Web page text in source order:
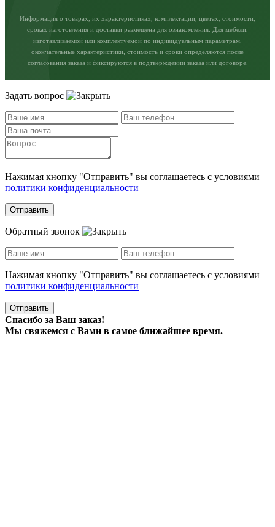
Информация о товарах, их характеристиках, комплектации, цветах, стоимости,
сроках изготовления и доставки размещена для ознакомления. Для мебели,
изготавливаемой или комплектуемой по индивидуальным параметрам,
окончательные характеристики, стоимость и сроки определяются после
согласования заказа и фиксируются в подтверждении заказа или договоре.
Задать вопрос
Нажимая кнопку "Отправить" вы соглашаетесь с условиями
политики конфиденциальности
Отправить
Обратный звонок
Нажимая кнопку "Отправить" вы соглашаетесь с условиями
политики конфиденциальности
Отправить
Спасибо за Ваш заказ!
Мы свяжемся с Вами в самое ближайшее время.